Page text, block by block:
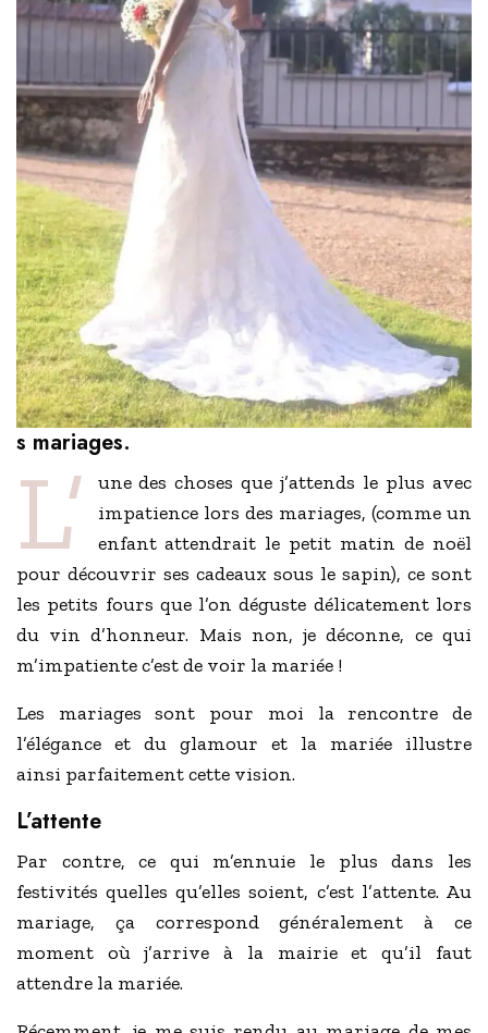
s mariages.
L’
une des choses que j’attends le plus avec
impatience lors des mariages, (comme un
enfant attendrait le petit matin de noël
pour découvrir ses cadeaux sous le sapin), ce sont
les petits fours que l’on déguste délicatement lors
du vin d’honneur. Mais non, je déconne, ce qui
m’impatiente c’est de voir la mariée !
Les mariages sont pour moi la rencontre de
l’élégance et du glamour et la mariée illustre
ainsi parfaitement cette vision.
L’attente
Par contre, ce qui m’ennuie le plus dans les
festivités quelles qu’elles soient, c’est l’attente. Au
mariage, ça correspond généralement à ce
moment où j’arrive à la mairie et qu’il faut
attendre la mariée.